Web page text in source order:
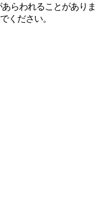
らわれることがありま
ください。